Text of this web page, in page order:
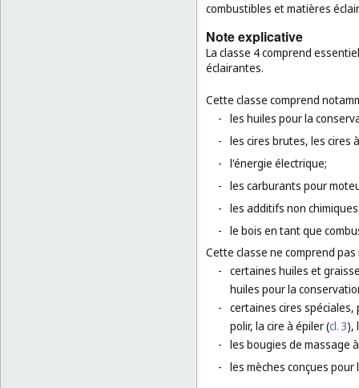
combustibles et matières
Note explicative
La classe 4 comprend
éclairantes.
Cette classe comprend
- les huiles pour la
- les cires brutes, les cires
- l'énergie électrique;
- les carburants pour
- les additifs non
- le bois en tant que
Cette classe ne comprend
- certaines huiles et
huiles pour la
- certaines cires spéciales,
polir, la cire à épiler (cl. 3),
- les bougies de massage
- les mèches conçues